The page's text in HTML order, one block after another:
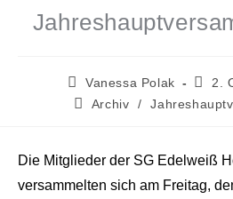
Vanessa Polak
2.
Archiv
/
Die Mitglieder der SG Edelweiß
versammelten sich am Freitag,